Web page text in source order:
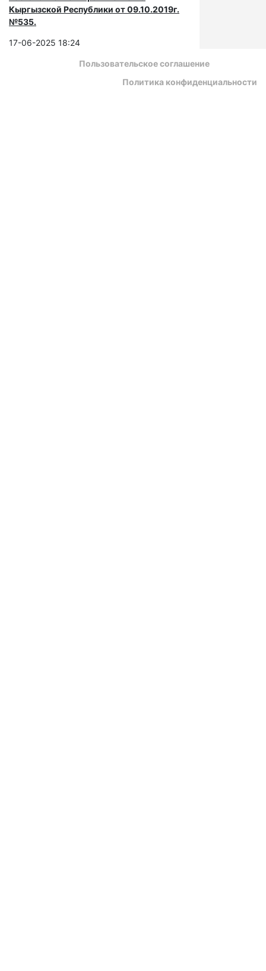
Кыргызской Республики от 09.10.2019г.
№535.
17-06-2025 18:24
Пользовательское соглашение
Политика конфиденциальности